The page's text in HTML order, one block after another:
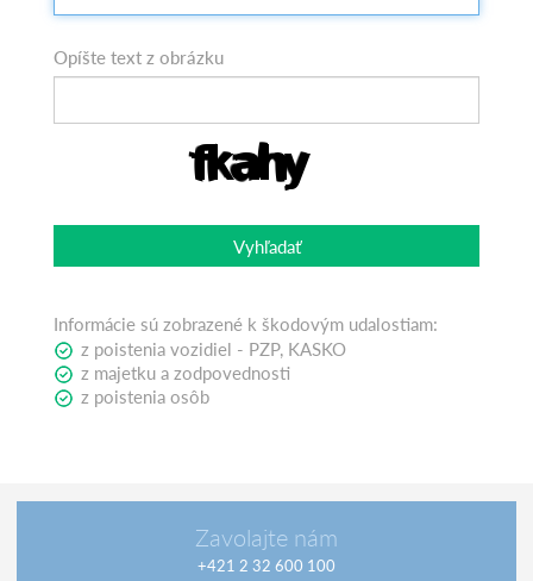
Opíšte text z obrázku
Vyhľadať
Informácie sú zobrazené k škodovým udalostiam:
z poistenia vozidiel - PZP, KASKO
z majetku a zodpovednosti
z poistenia osôb
Zavolajte nám
+421 2 32 600 100